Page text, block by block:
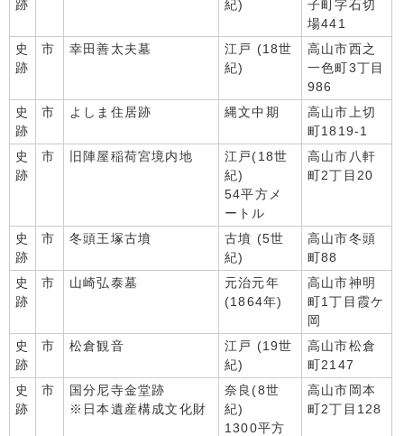
跡
紀)
子町字石切
場441
史
跡
市 幸田善太夫墓
江戸 (18世
紀)
高山市西之
一色町3丁目
986
史
跡
市 よしま住居跡 縄文中期
高山市上切
町1819-1
史
跡
市 旧陣屋稲荷宮境内地
江戸(18世
紀)
54平方メ
ートル
高山市八軒
町2丁目20
史
跡
市 冬頭王塚古墳
古墳 (5世
紀)
高山市冬頭
町88
史
跡
市 山崎弘泰墓
元治元年
(1864年)
高山市神明
町1丁目霞ケ
岡
史
跡
市 松倉観音
江戸 (19世
紀)
高山市松倉
町2147
史
跡
市
国分尼寺金堂跡
※日本遺産構成文化財
奈良(8世
紀)
1300平方
高山市岡本
町2丁目128